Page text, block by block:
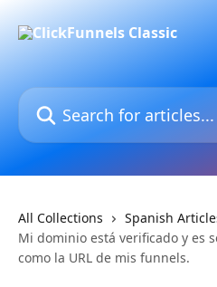
Search for articles...
All Collections
Spanish
Mi dominio está verificado y es
como la URL de mis funnels.